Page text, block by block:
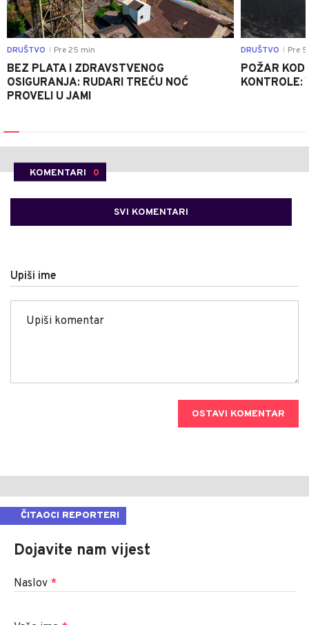
DRUŠTVO Pre 25 min
BEZ PLATA I ZDRAVSTVENOG
OSIGURANJA: RUDARI TREĆU NOĆ
PROVELI U JAMI
DRUŠTVO Pre
POŽAR KOD
KONTROLE:
KOMENTARI 0
SVI KOMENTARI
Upiši ime
OSTAVI KOMENTAR
ČITAOCI REPORTERI
Dojavite nam vijest
Naslov *